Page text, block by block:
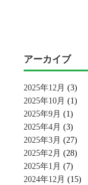
アーカイブ
2025年12月 (3)
2025年10月 (1)
2025年9月 (1)
2025年4月 (3)
2025年3月 (27)
2025年2月 (28)
2025年1月 (7)
2024年12月 (15)